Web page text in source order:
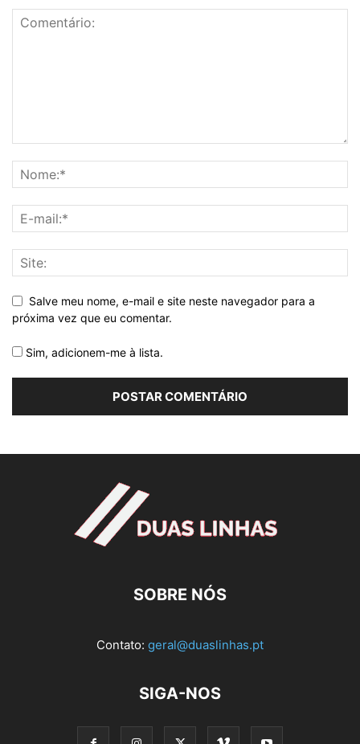
Salve meu nome, e-mail e site neste navegador para a
próxima vez que eu comentar.
Sim, adicionem-me à lista.
SOBRE NÓS
Contato: geral@duaslinhas.pt
SIGA-NOS